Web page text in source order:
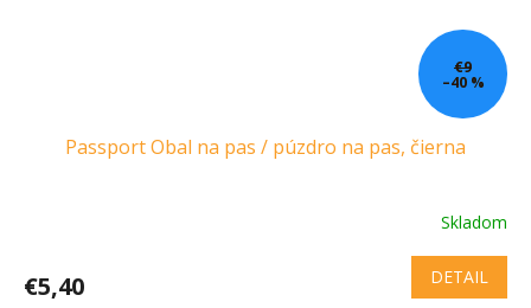
€9
–40 %
Passport Obal na pas / púzdro na pas, čierna
Skladom
€5,40 DETAIL